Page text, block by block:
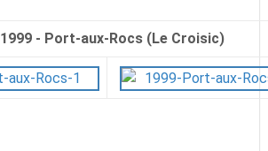
1999 - Port-aux-Rocs (Le Croisic)